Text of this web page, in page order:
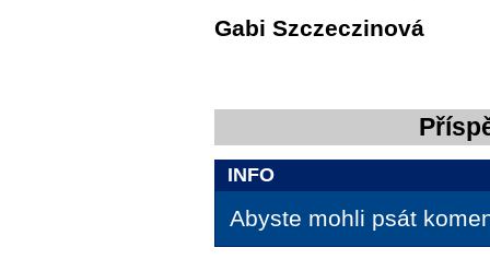
Gabi Szczeczinová
INFO
Abyste mohli psát